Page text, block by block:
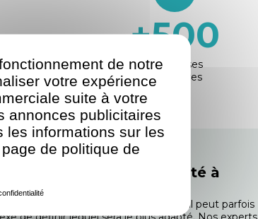
+500
Entreprises
partenaires
le dispositif le plus adapté à
leviers de financement existent et il peut parfois
de notre
votre expérience
suite à votre
annonces publicitaires
les informations sur les
de politique de